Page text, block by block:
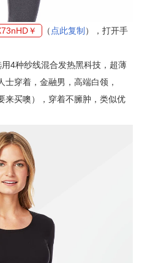
￥ （ 点此复制 ），打开手
4种纱线混合发热黑科技，超薄
穿着，金融男，高端白领，
来买噢），穿着不臃肿，类似优